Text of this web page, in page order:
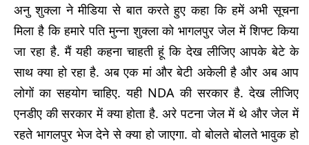
अनु शुक्ला ने मीडिया से बात करते हुए कहा कि हमें अभी सूचना
मिला है कि हमारे पति मुन्ना शुक्ला को भागलपुर जेल में शिफ्ट किया
जा रहा है. मैं यही कहना चाहती हूं कि देख लीजिए आपके बेटे के
साथ क्या हो रहा है. अब एक मां और बेटी अकेली है और अब आप
लोगों का सहयोग चाहिए. यही NDA की सरकार है. देख लीजिए
एनडीए की सरकार में क्या होता है. अरे पटना जेल में थे और जेल में
रहते भागलपुर भेज देने से क्या हो जाएगा. वो बोलते बोलते भावुक हो